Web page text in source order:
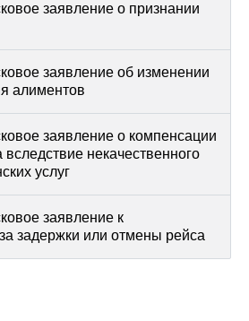
заявление о признании
заявление об изменении
алиментов
заявление о компенсации
некачественного
услуг
заявление к
задержки или отмены рейса